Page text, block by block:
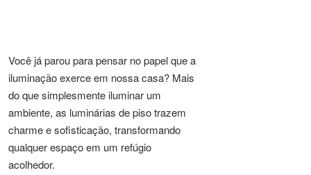
Você já parou para pensar no papel que a
iluminação exerce em nossa casa? Mais
do que simplesmente iluminar um
ambiente, as luminárias de piso trazem
charme e sofisticação, transformando
qualquer espaço em um refúgio
acolhedor.